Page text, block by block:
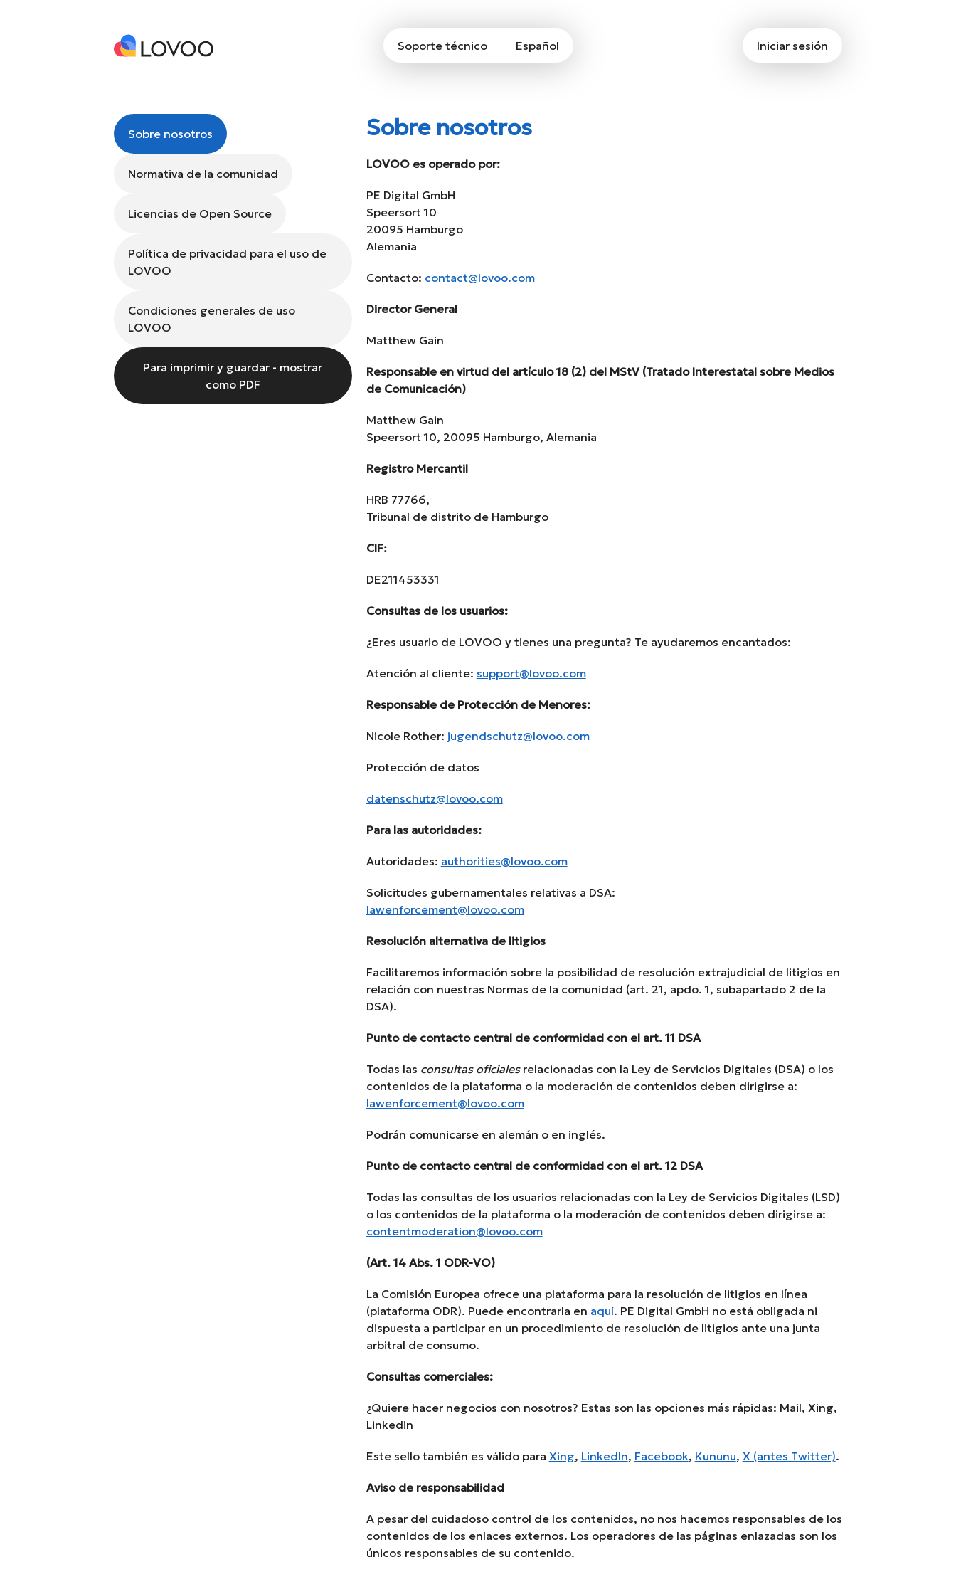
Iniciar sesión
Soporte técnico Español
Sobre nosotros
Normativa de la comunidad
Licencias de Open Source
Política de privacidad para el uso de
LOVOO
Condiciones generales de uso
LOVOO
Para imprimir y guardar - mostrar
como PDF
Sobre nosotros
LOVOO es operado por:
PE Digital GmbH
Speersort 10
20095 Hamburgo
Alemania
Contacto: contact@lovoo.com
Director General
Matthew Gain
Responsable en virtud del artículo 18 (2) del MStV (Tratado Interestatal sobre Medios
de Comunicación)
Matthew Gain
Speersort 10, 20095 Hamburgo, Alemania
Registro Mercantil
HRB 77766,
Tribunal de distrito de Hamburgo
CIF:
DE211453331
Consultas de los usuarios:
¿Eres usuario de LOVOO y tienes una pregunta? Te ayudaremos encantados:
Atención al cliente: support@lovoo.com
Responsable de Protección de Menores:
Nicole Rother: jugendschutz@lovoo.com
Protección de datos
datenschutz@lovoo.com
Para las autoridades:
Autoridades: authorities@lovoo.com
Solicitudes gubernamentales relativas a DSA:
lawenforcement@lovoo.com
Resolución alternativa de litigios
Facilitaremos información sobre la posibilidad de resolución extrajudicial de litigios en
relación con nuestras Normas de la comunidad (art. 21, apdo. 1, subapartado 2 de la
DSA).
Punto de contacto central de conformidad con el art. 11 DSA
Todas las consultas oficialesrelacionadas con la Ley de Servicios Digitales (DSA) o los
contenidos de la plataforma o la moderación de contenidos deben dirigirse a:
lawenforcement@lovoo.com
Podrán comunicarse en alemán o en inglés.
Punto de contacto central de conformidad con el art. 12 DSA
Todas las consultas de los usuarios relacionadas con la Ley de Servicios Digitales (LSD)
o los contenidos de la plataforma o la moderación de contenidos deben dirigirse a:
contentmoderation@lovoo.com
(Art. 14 Abs. 1 ODR-VO)
La Comisión Europea ofrece una plataforma para la resolución de litigios en línea
(plataforma ODR). Puede encontrarla en aquí. PE Digital GmbH no está obligada ni
dispuesta a participar en un procedimiento de resolución de litigios ante una junta
arbitral de consumo.
Consultas comerciales:
¿Quiere hacer negocios con nosotros? Estas son las opciones más rápidas: Mail, Xing,
Linkedin
Este sello también es válido para Xing, LinkedIn, Facebook, Kununu, X (antes Twitter).
Aviso de responsabilidad
A pesar del cuidadoso control de los contenidos, no nos hacemos responsables de los
contenidos de los enlaces externos. Los operadores de las páginas enlazadas son los
únicos responsables de su contenido.